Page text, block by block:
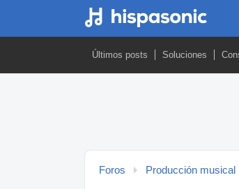
Últimos posts Soluciones
Foros Producción musical